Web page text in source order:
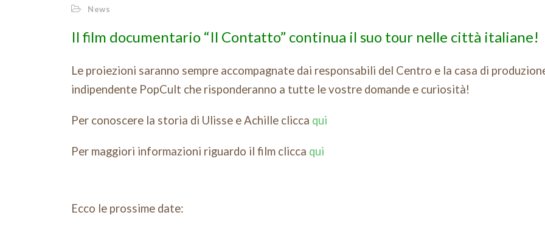
News
Il film documentario “Il Contatto” continua il suo tour nelle città italiane!
Le proiezioni saranno sempre accompagnate dai responsabili del Centro e la casa di
indipendente PopCult che risponderanno a tutte le vostre domande e curiosità!
Per conoscere la storia di Ulisse e Achille clicca qui
Per maggiori informazioni riguardo il film clicca qui
Ecco le prossime date: